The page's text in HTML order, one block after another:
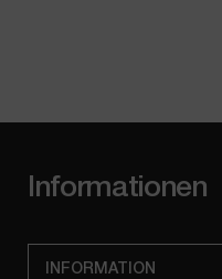
Informationen
INFORMATION